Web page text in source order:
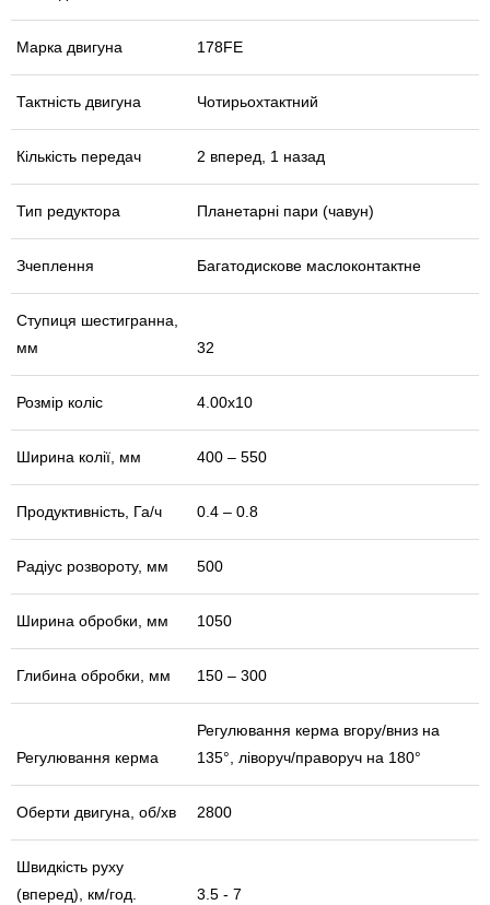
Марка двигуна 178FE
Тактність двигуна Чотирьохтактний
Кількість передач 2 вперед, 1 назад
Тип редуктора Планетарні пари (чавун)
Зчеплення Багатодискове маслоконтактне
Ступиця шестигранна,
мм
32
Розмір коліс 4.00х10
Ширина колії, мм 400 – 550
Продуктивність, Га/ч 0.4 – 0.8
Радіус розвороту, мм 500
Ширина обробки, мм 1050
Глибина обробки, мм 150 – 300
Регулювання керма
Регулювання керма вгору/вниз на
135°, ліворуч/праворуч на 180°
Оберти двигуна, об/хв 2800
Швидкість руху
(вперед), км/год.
3.5 - 7